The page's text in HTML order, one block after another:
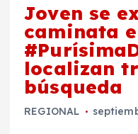
Joven se
caminata
localizan
búsqueda
REGIONAL